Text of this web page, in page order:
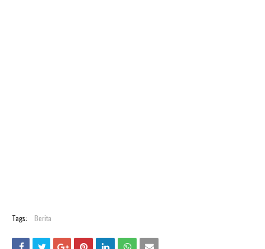
Tags: Berita